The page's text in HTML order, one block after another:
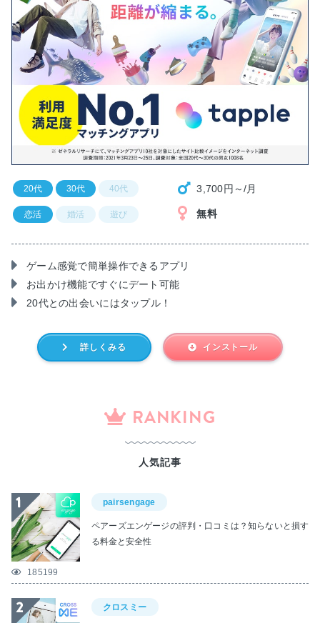
ゲーム感覚で簡単操作できるアプリ
お出かけ機能ですぐにデート可能
20代との出会いにはタップル！
20代 30代 40代
恋活 婚活 遊び
3,700円～/月
無料
詳しくみる インストール
RANKING
人気記事
185199
pairsengage
ペアーズエンゲージの評判・口コミは？知らないと損す
る料金と安全性
クロスミー